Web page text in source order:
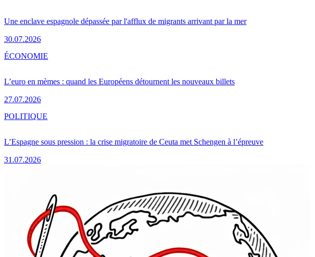
Une enclave espagnole dépassée par l'afflux de migrants arrivant par la mer
30.07.2026
L’euro en mèmes : quand les Européens détournent les nouveaux billets
27.07.2026
ÉCONOMIE
L’Espagne sous pression : la crise migratoire de Ceuta met Schengen à l’épreuve
31.07.2026
POLITIQUE